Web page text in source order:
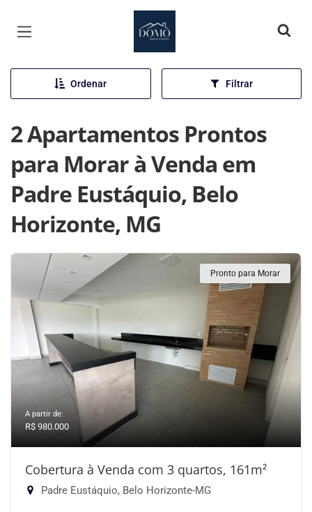
Página inicial
Ordenar Filtrar
2 Apartamentos Prontos
para Morar à Venda em
Padre Eustáquio, Belo
Horizonte, MG
Pronto para Morar
A partir de:
R$ 980.000
Cobertura à Venda com 3 quartos, 161m²
Padre Eustáquio, Belo Horizonte-MG